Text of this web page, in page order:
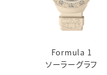
Formula 1
ソーラーグラフ